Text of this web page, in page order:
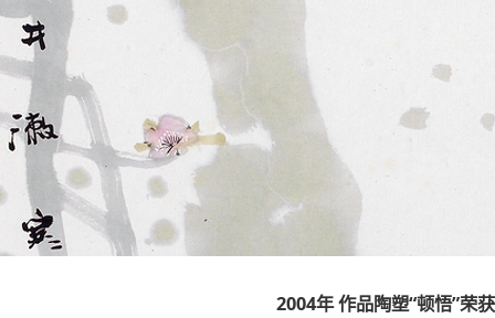
2004年 作品陶塑“顿悟”荣